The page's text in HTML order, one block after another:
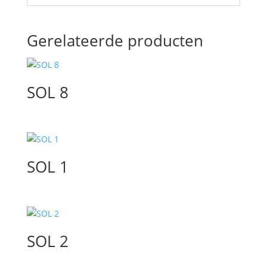
Gerelateerde producten
SOL 8
SOL 1
SOL 2